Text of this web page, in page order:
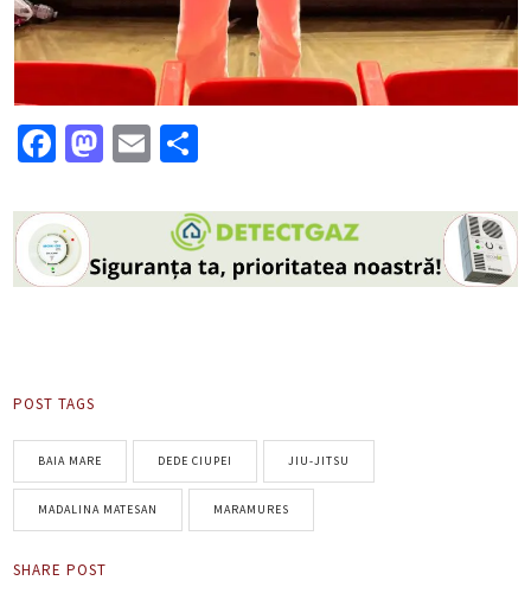
Facebook
Mastodon
Email
POST TAGS
BAIA MARE DEDE CIUPEI JIU-JITSU
MADALINA MATESAN MARAMURES
SHARE POST